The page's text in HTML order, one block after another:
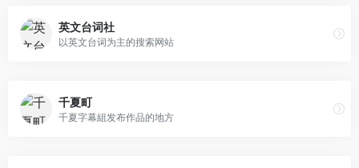
英文台词社
以英文台词为主的搜索网站
千夏町
千夏字幕組发布作品的地方